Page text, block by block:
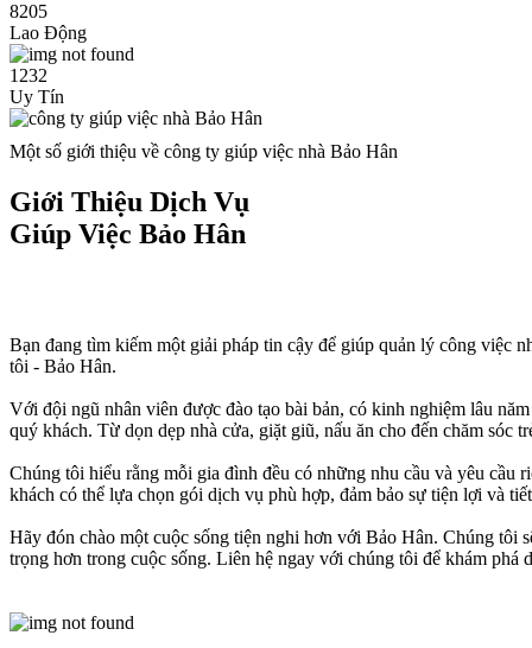
8205
Lao Động
1232
Uy Tín
Một số giới thiệu về công ty giúp việc nhà Bảo Hân
Giới Thiệu Dịch Vụ
Giúp Việc Bảo Hân
Bạn đang tìm kiếm một giải pháp tin cậy để giúp quản lý công việc
tôi - Bảo Hân.
Với đội ngũ nhân viên được đào tạo bài bản, có kinh nghiệm lâu
quý khách. Từ dọn dẹp nhà cửa, giặt giũ, nấu ăn cho đến chăm sóc
Chúng tôi hiểu rằng mỗi gia đình đều có những nhu cầu và yêu
khách có thể lựa chọn gói dịch vụ phù hợp, đảm bảo sự tiện lợi và
Hãy đón chào một cuộc sống tiện nghi hơn với Bảo Hân. Chúng tôi
trọng hơn trong cuộc sống. Liên hệ ngay với chúng tôi để khám phá